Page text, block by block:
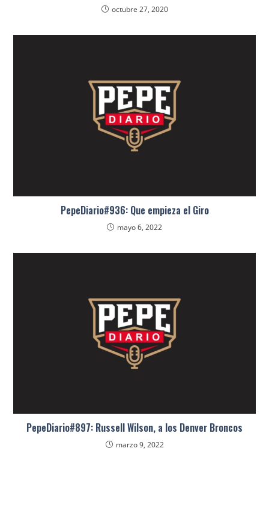
octubre 27, 2020
PepeDiario#936: Que empieza el Giro
mayo 6, 2022
PepeDiario#897: Russell Wilson, a los Denver Broncos
marzo 9, 2022